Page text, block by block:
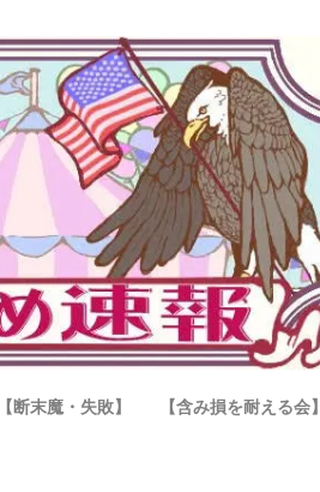
【断末魔・失敗】 【含み損を耐える会】